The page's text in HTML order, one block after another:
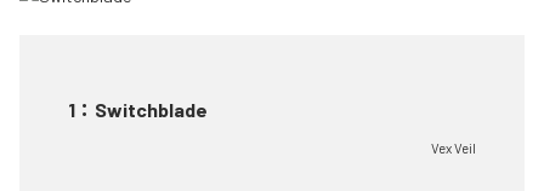
1 ： Switchblade
Vex Veil